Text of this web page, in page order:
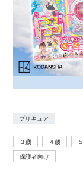
プリキュア
３歳 ４歳
保護者向け